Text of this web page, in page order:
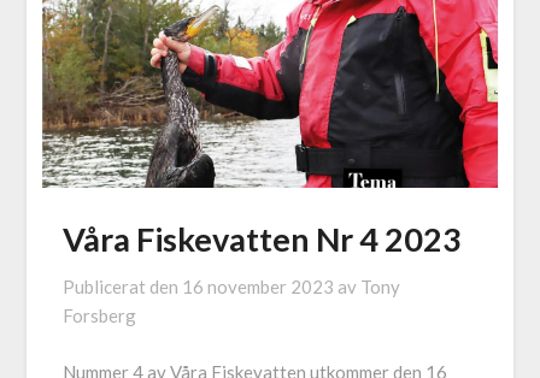
Våra Fiskevatten Nr 4 2023
Publicerat den 16 november 2023 av Tony
Forsberg
Nummer 4 av Våra Fiskevatten utkommer den 16